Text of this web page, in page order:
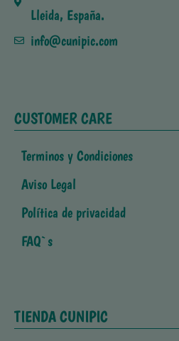
Lleida, España.
info@cunipic.com
CUSTOMER CARE
Terminos y Condiciones
Aviso Legal
Política de privacidad
FAQ`s
TIENDA CUNIPIC